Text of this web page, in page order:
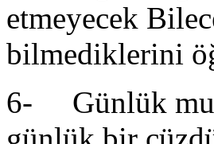
etmeyecek
bilmediklerini
6- Günlük